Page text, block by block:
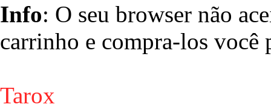
Info: O seu browser não
carrinho e compra-los você
Tarox